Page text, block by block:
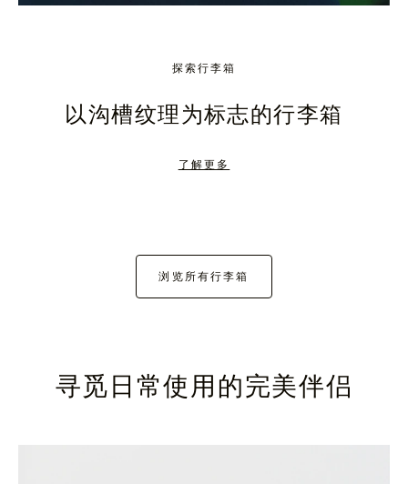
探索行李箱
以沟槽纹理为标志的行李箱
了解更多
浏览所有行李箱
寻觅日常使用的完美伴侣